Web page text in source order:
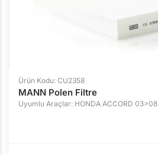
Ürün Kodu: CU2358
MANN Polen Filtre
Uyumlu Araçlar: HONDA ACCORD 03>08